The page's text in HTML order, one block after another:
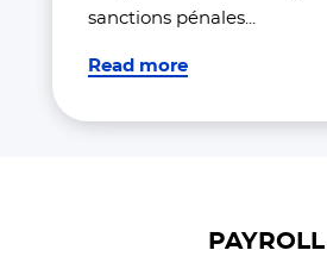
sanctions pénales...
Read more
PAYROLL